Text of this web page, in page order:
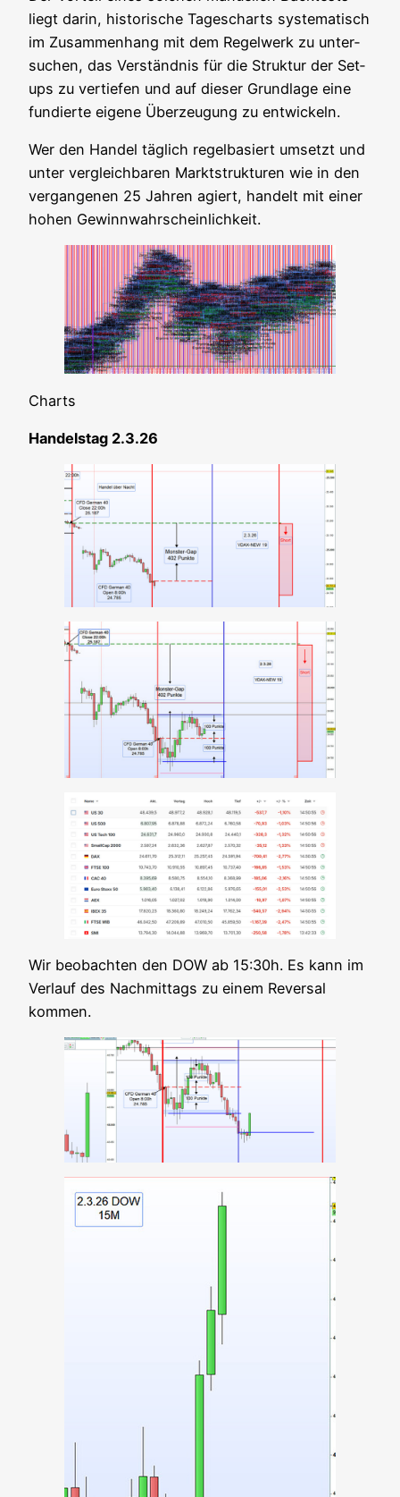
liegt dar­in, his­to­ri­sche Tages­charts sys­te­ma­tisch
im Zusam­men­hang mit dem Regel­werk zu unter­
su­chen, das Ver­ständ­nis für die Struk­tur der Set­
ups zu ver­tie­fen und auf die­ser Grund­la­ge eine
fun­dier­te eige­ne Über­zeu­gung zu entwickeln.
Wer den Han­del täg­lich regel­ba­siert umsetzt und
unter ver­gleich­ba­ren Markt­struk­tu­ren wie in den
ver­gan­ge­nen 25 Jah­ren agiert, han­delt mit einer
hohen Gewinnwahrscheinlichkeit.
Charts
Han­dels­tag 2.3.26
Wir beob­ach­ten den DOW ab 15:30h. Es kann im
Ver­lauf des Nach­mit­tags zu einem Rever­sal
kommen.